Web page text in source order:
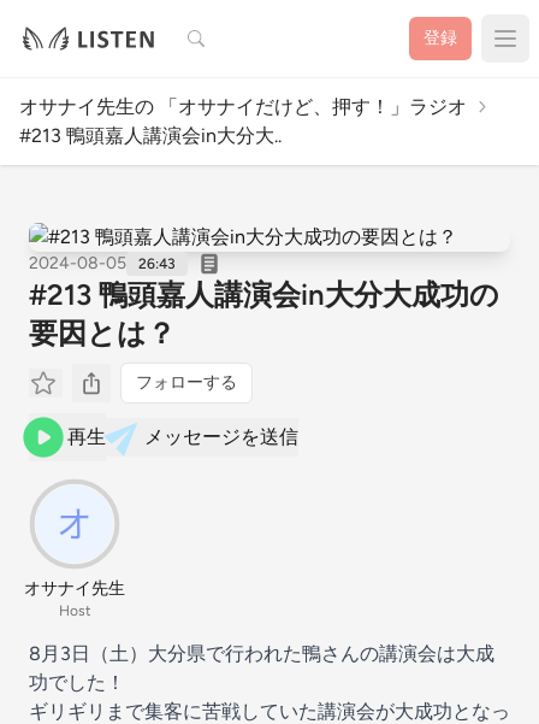
検索 登録
オサナイ先生の 「オサナイだけど、押す！」ラジオ
#213 鴨頭嘉人講演会in大分大..
2024-08-05 26:43
#213 鴨頭嘉人講演会in大分大成功の
要因とは？
フォローする
再生 メッセージを送信
オサナイ先生
Host
8月3日（土）大分県で行われた鴨さんの講演会は大成
功でした！
ギリギリまで集客に苦戦していた講演会が大成功となっ